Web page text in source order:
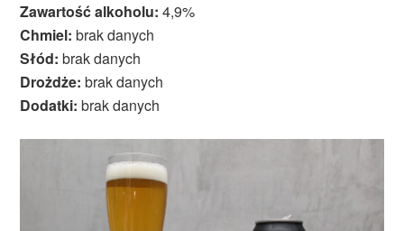
Zawartość alkoholu: 4,9%
Chmiel: brak danych
Słód: brak danych
Drożdże: brak danych
Dodatki: brak danych